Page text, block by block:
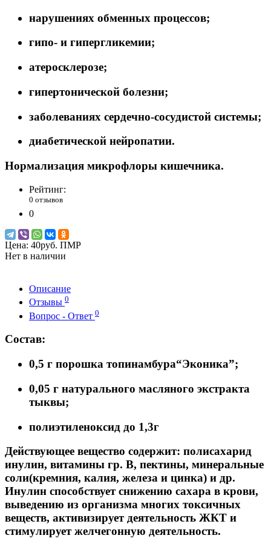
нарушениях обменных процессов;
гипо- и гипергликемии;
атеросклерозе;
гипертонической болезни;
заболеваниях сердечно-сосудистой системы;
диабетической нейропатии.
Нормализация микрофлоры кишечника.
Рейтинг:
0 отзывов
0
Цена: 40руб. ПМР
Нет в наличии
Описание
Отзывы 0
Вопрос - Ответ 0
Состав:
0,5 г порошка топинамбура“Эконика”;
0,05 г натурального масляного экстракта
тыквы;
полиэтиленоксид до 1,3г
Действующее вещество содержит: полисахарид
инулин, витамины гр. В, пектины, минеральные
соли(кремния, калия, железа и цинка) и др.
Инулин способствует снижению сахара в крови,
выведению из организма многих токсичных
веществ, активизирует деятельность ЖКТ и
стимулирует желчегонную деятельность.